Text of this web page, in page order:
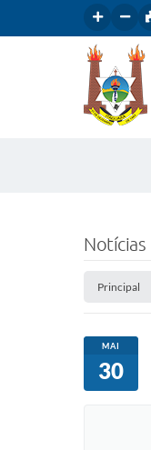
Notícias
Principal
MAI
30